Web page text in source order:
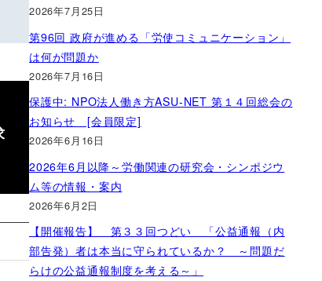
2026年7月25日
第96回 政府が進める「労使コミュニケーション」
は何が問題か
2026年7月16日
保護中: NPO法人働き方ASU-NET 第１４回総会の
お知らせ [会員限定]
2026年6月16日
2026年6月以降～労働関連の研究会・シンポジウ
ム等の情報・案内
2026年6月2日
【開催報告】 第３３回つどい 「公益通報（内
部告発）者は本当に守られているか？ ～問題だ
らけの公益通報制度を考える～」